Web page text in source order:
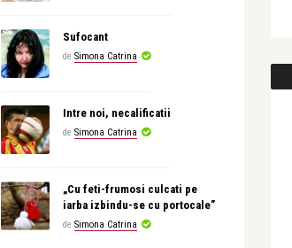
Sufocant
de Simona Catrina
Intre noi, necalificatii
de Simona Catrina
„Cu feti-frumosi culcati pe
iarba izbindu-se cu portocale”
de Simona Catrina